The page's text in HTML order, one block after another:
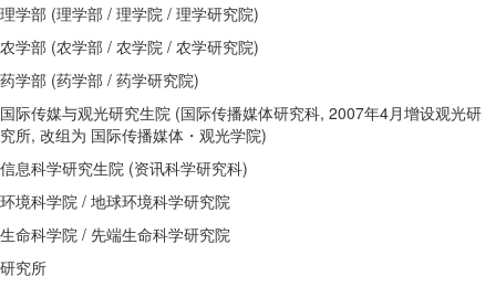
理学部 (理学部 / 理学院 / 理学研究院)
农学部 (农学部 / 农学院 / 农学研究院)
药学部 (药学部 / 药学研究院)
国际传媒与观光研究生院 (国际传播媒体研究科, 2007年4月增设观光研
究所, 改组为 国际传播媒体・观光学院)
信息科学研究生院 (资讯科学研究科)
环境科学院 / 地球环境科学研究院
生命科学院 / 先端生命科学研究院
研究所